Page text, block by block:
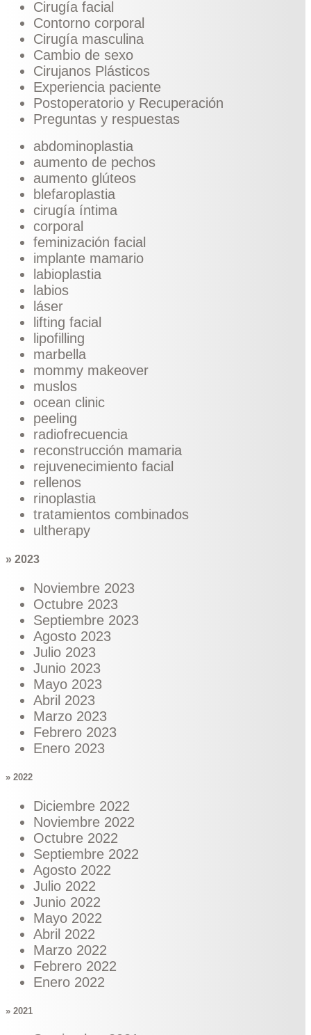
Cirugía facial
Contorno corporal
Cirugía masculina
Cambio de sexo
Cirujanos Plásticos
Experiencia paciente
Postoperatorio y Recuperación
Preguntas y respuestas
abdominoplastia
aumento de pechos
aumento glúteos
blefaroplastia
cirugía íntima
corporal
feminización facial
implante mamario
labioplastia
labios
láser
lifting facial
lipofilling
marbella
mommy makeover
muslos
ocean clinic
peeling
radiofrecuencia
reconstrucción mamaria
rejuvenecimiento facial
rellenos
rinoplastia
tratamientos combinados
ultherapy
» 2023
Noviembre 2023
Octubre 2023
Septiembre 2023
Agosto 2023
Julio 2023
Junio 2023
Mayo 2023
Abril 2023
Marzo 2023
Febrero 2023
Enero 2023
» 2022
Diciembre 2022
Noviembre 2022
Octubre 2022
Septiembre 2022
Agosto 2022
Julio 2022
Junio 2022
Mayo 2022
Abril 2022
Marzo 2022
Febrero 2022
Enero 2022
» 2021